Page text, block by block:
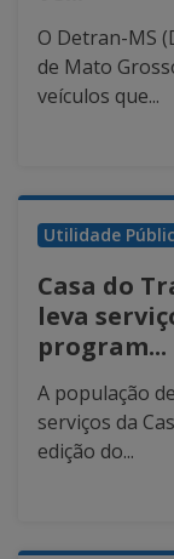
O Detran-MS
de Mato
veículos que...
Utilidade
Casa do
leva
program...
A população
serviços da
edição do...